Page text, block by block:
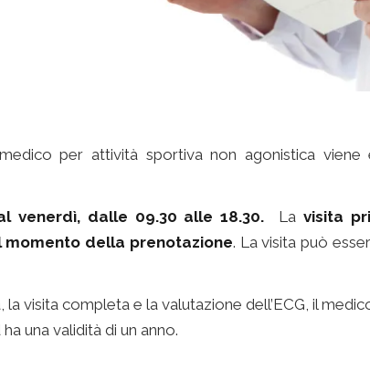
per attività sportiva non agonistica viene
venerdì, dalle 09.30 alle 18.30. Lavisita
della prenotazione. La visita può
visita completa e la valutazione dell’ECG, il
una validità di un anno.